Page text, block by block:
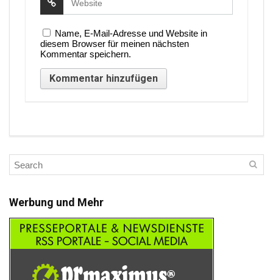
Name, E-Mail-Adresse und Website in
diesem Browser für meinen nächsten
Kommentar speichern.
Werbung und Mehr